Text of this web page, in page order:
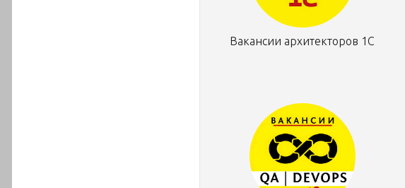
Вакансии архитекторов 1С